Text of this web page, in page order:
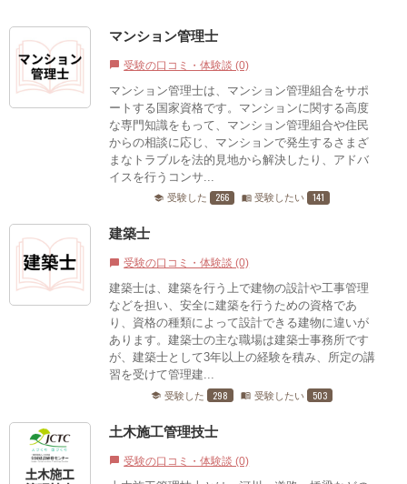
マンション管理士
chat_bubble 受験の口コミ・体験談 (0)
マンション管理士は、マンション管理組合をサポ
ートする国家資格です。マンションに関する高度
な専門知識をもって、マンション管理組合や住民
からの相談に応じ、マンションで発生するさまざ
まなトラブルを法的見地から解決したり、アドバ
イスを行うコンサ...
school 受験した 266 menu_book 受験したい 141
建築士
chat_bubble 受験の口コミ・体験談 (0)
建築士は、建築を行う上で建物の設計や工事管理
などを担い、安全に建築を行うための資格であ
り、資格の種類によって設計できる建物に違いが
あります。建築士の主な職場は建築士事務所です
が、建築士として3年以上の経験を積み、所定の講
習を受けて管理建...
school 受験した 298 menu_book 受験したい 503
土木施工管理技士
chat_bubble 受験の口コミ・体験談 (0)